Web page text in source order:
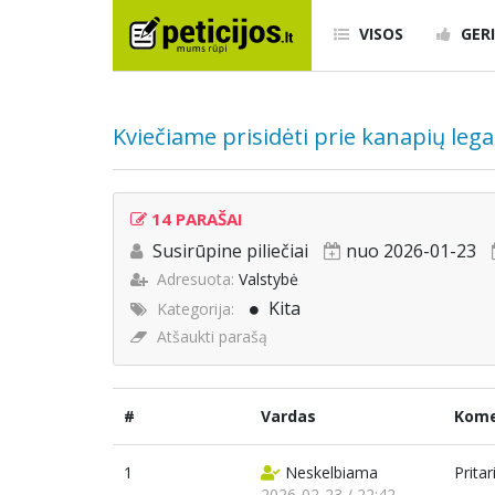
VISOS
Kviečiame prisidėti prie kanapių
14 PARAŠAI
Susirūpine piliečiai nuo 2026-01-23
Adresuota: Valstybė
Kategorija:
Kita
Atšaukti parašą
# Vardas
1
Neskelbiama